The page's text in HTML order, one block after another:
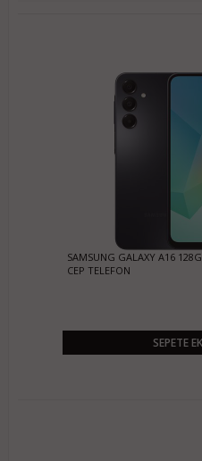
SAMSUNG GALAXY A16
CEP TELEFON
SEPETE